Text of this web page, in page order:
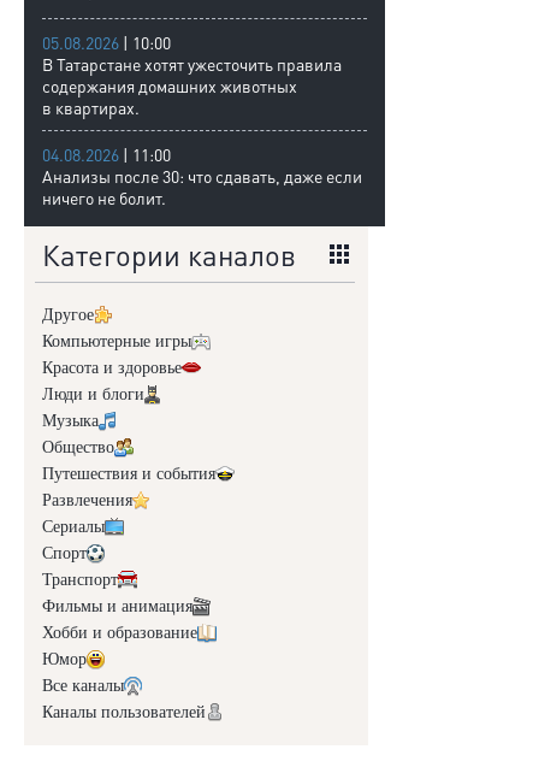
05.08.2026 | 10:00
В Татарстане хотят ужесточить правила
содержания домашних животных
в квартирах.
04.08.2026 | 11:00
Анализы после 30: что сдавать, даже если
ничего не болит.
Категории каналов
Другое
Компьютерные игры
Красота и здоровье
Люди и блоги
Музыка
Общество
Путешествия и события
Развлечения
Сериалы
Спорт
Транспорт
Фильмы и анимация
Хобби и образование
Юмор
Все каналы
Каналы пользователей